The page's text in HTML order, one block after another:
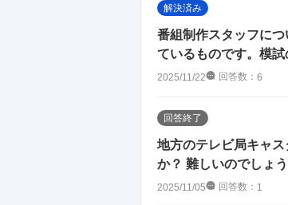
解決済み
番組制作スタッフに
ているものです。模
2025/11/22 回答数： 6
回答終了
地方のテレビ局キャ
か？ 難しいのでしょ
2025/11/05 回答数： 1